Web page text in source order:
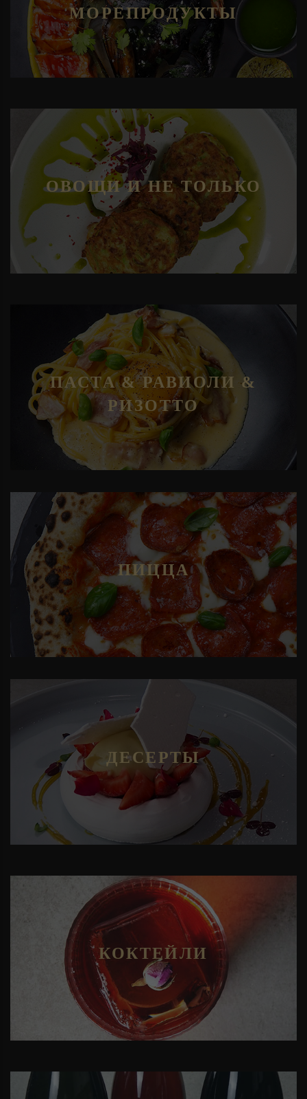
МОРЕПРОДУКТЫ
ОВОЩИ И НЕ ТОЛЬКО
ПАСТА & РАВИОЛИ &
РИЗОТТО
ПИЦЦА
ДЕСЕРТЫ
КОКТЕЙЛИ